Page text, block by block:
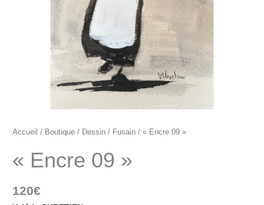
Accueil / Boutique / Dessin / Fusain / « Encre 09 »
« Encre 09 »
120€